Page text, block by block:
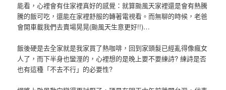
能看，心裡會有住家裡真好的感覺：就算颱風天家裡還是會有熱騰
騰的飯可吃，還能在家裡舒服的轉著電視看。而無聊的時候，老爸
會開車載我們去賣場晃晃(颱風天生意更好!!)…
飯後硬是去全家就是我家買了熱咖啡，回到家頭髮已經亂得像瘋女
人了，而下半身也蠻溼的，心裡想的是晚上要不要練詩? 練詩是否
也有這種「不去不行」的必要性?